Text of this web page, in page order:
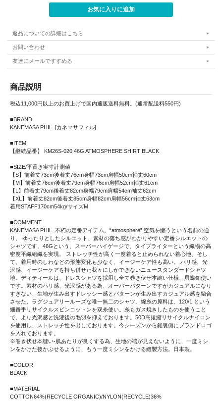
返品についての詳細はこちら
お問い合わせ
友達にメールですすめる
商品説明
税込11,000円以上のお買上げで国内通販送料無料。(通常配送料550円)
■BRAND
KANEMASA PHIL. [カネマサフィル]
■ITEM
【継続品番】 KM26S-020 46G ATMOSPHERE SHIRT BLACK
■SIZE/平置き実寸計測値
【S】前着丈73cm後着丈76cm身幅73cm肩幅50cm袖丈60cm
【M】前着丈76cm後着丈79cm身幅76cm肩幅52cm袖丈61cm
【L】前着丈79cm後着丈82cm身幅79cm肩幅54cm袖丈62cm
【XL】前着丈82cm後着丈85cm身幅82cm肩幅56cm袖丈63cm
着用STAFF170cm54kg/サイズM
■COMMENT
KANEMASA PHIL. 不朽の定番アイテム。“atmosphere” 空気を纏うという名前の通
り、 ゆったりとしたシルエット、素材の落ち感がわかりやすい定番シルエットの
シャツです。46Gという、スーパーハイゲージで、タイプライターという織物の高
密度平織組織を実現。 ストレッチ性が高く一度着ると止められない着心地、そし
て、着用時のしわなどの形態変化も少なく、イージーケア性も高い。 ハリ感、光
沢感、イージーケアを持ち併せた我々にしかできないニュースタンダードシャツ
地。ディティールは、ドレスシャツを採用し全て巻き伏せ本縫い仕様、貝蝶釦使い
です。素材のハリ感、光沢感がある為、オーバーパターンですがカジュアルになり
すぎない、生地が生み出すドレッシー感とパターンが生み出すカジュアル感を融合
させた、ラグジュアリールーズな唯一無二のシャツ。綿糸の原料は、120/1 という
細番手リサイクルスビンコットンを双糸使い。糸もガス焼きしたものを使うこと
で、より光沢感と洗濯後の毛羽を抑えております。50D高捲縮リサイクルナイロン
を使用し、ストレッチ性を出しております。今シーズンから釦裏側にブランドロゴ
を入れております。
※巻き伏せ本縫い-肌あたりが良くする為、生地の端が見えないように、一度ミシ
ンをかけた後かぶせるように、もう一度ミシンをかける縫製方法。日本製。
■COLOR
BLACK
■MATERIAL
COTTON64%(RECYCLE ORGANIC)/NYLON(RECYCLE)36%